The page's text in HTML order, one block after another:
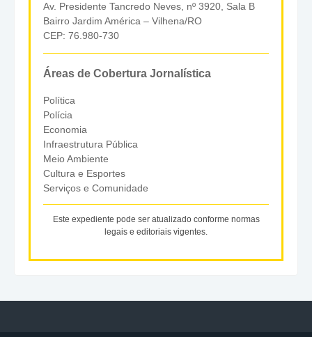
Av. Presidente Tancredo Neves, nº 3920, Sala B
Bairro Jardim América – Vilhena/RO
CEP: 76.980-730
Áreas de Cobertura Jornalística
Política
Polícia
Economia
Infraestrutura Pública
Meio Ambiente
Cultura e Esportes
Serviços e Comunidade
Este expediente pode ser atualizado conforme normas
legais e editoriais vigentes.